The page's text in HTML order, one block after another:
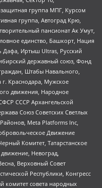
группа МПГ, Курсом
группа, Автоград Крю,
пансионат Ак Умут,
единство, Башкорт, Нация
Дафа, Иртыш Ultras, Русский
державный союз, Фонд
Штабы Навального,
г. Краснодара, Мужское
движения, Народное
СССР Архангельской
Союз Советских Светлых
Meta Platforms Inc,
Движение
Комитет, Татарстанское
Невоград,
Верховный Совет
Республики, Конгресс
комитет совета народных